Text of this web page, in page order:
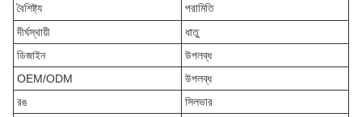
বৈশিষ্ট্য
পরামিতি
দীর্ঘস্থায়ী
ধাতু
ডিজাইন
উপলব্ধ
OEM/ODM
উপলব্ধ
রঙ
সিলভার